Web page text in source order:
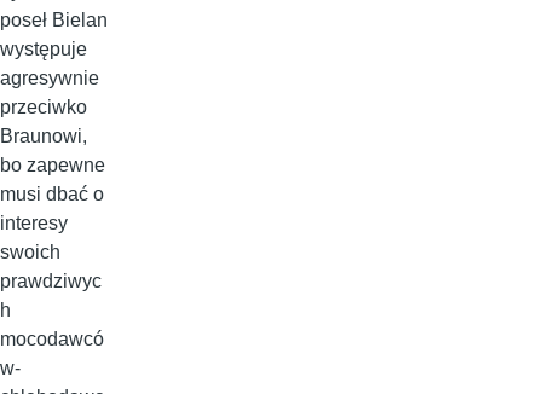
poseł Bielan
występuje
agresywnie
przeciwko
Braunowi,
bo zapewne
musi dbać o
interesy
swoich
prawdziwyc
h
mocodawcó
w-